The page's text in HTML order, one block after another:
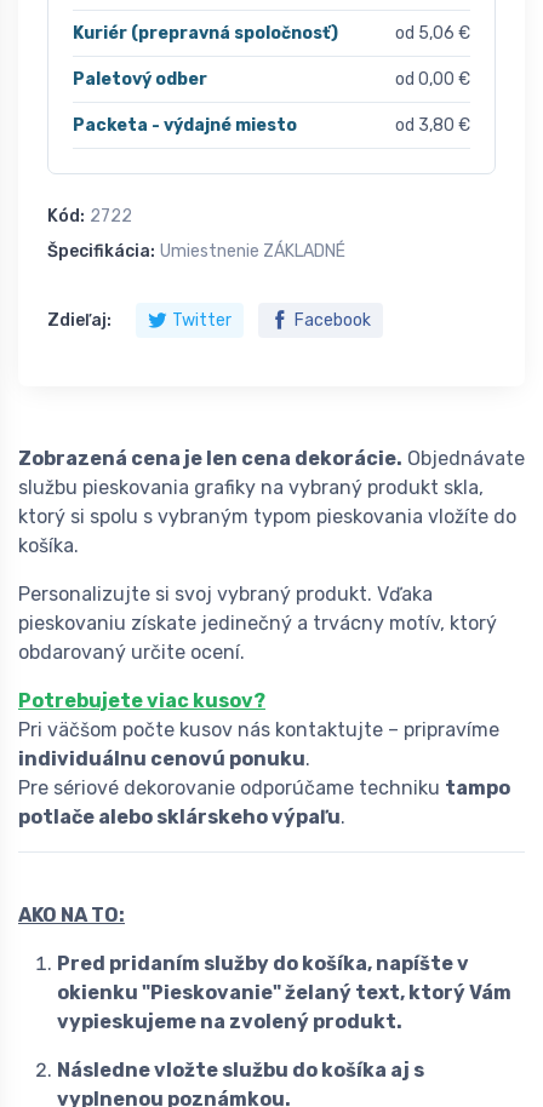
Kuriér (prepravná spoločnosť) od 5,06 €
Paletový odber od 0,00 €
Packeta - výdajné miesto od 3,80 €
Kód: 2722
Špecifikácia: Umiestnenie ZÁKLADNÉ
Zdieľaj: Twitter Facebook
Zobrazená cena je len cena dekorácie. Objednávate
službu pieskovania grafiky na vybraný produkt skla,
ktorý si spolu s vybraným typom pieskovania vložíte do
košíka.
Personalizujte si svoj vybraný produkt. Vďaka
pieskovaniu získate jedinečný a trvácny motív, ktorý
obdarovaný určite ocení.
Potrebujete viac kusov?
Pri väčšom počte kusov nás kontaktujte – pripravíme
individuálnu cenovú ponuku.
Pre sériové dekorovanie odporúčame techniku tampo
potlače alebo sklárskeho výpaľu.
AKO NA TO:
Pred pridaním služby do košíka, napíšte v
okienku "Pieskovanie" želaný text, ktorý Vám
vypieskujeme na zvolený produkt.
Následne vložte službu do košíka aj s
vyplnenou poznámkou.